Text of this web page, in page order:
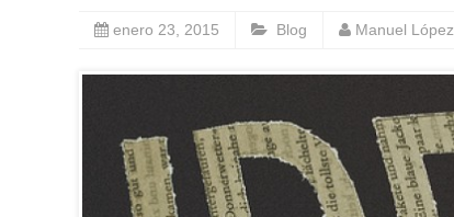
enero 23, 2015 Blog Manuel López